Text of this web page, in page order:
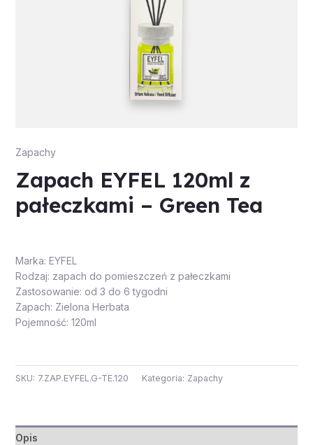
Zapachy
Zapach EYFEL 120ml z
pałeczkami – Green Tea
Marka: EYFEL
Rodzaj: zapach do pomieszczeń z pałeczkami
Zastosowanie: od 3 do 6 tygodni
Zapach: Zielona Herbata
Pojemność: 120ml
SKU: 7.ZAP.EYFEL.G-TE.120 Kategoria: Zapachy
Opis